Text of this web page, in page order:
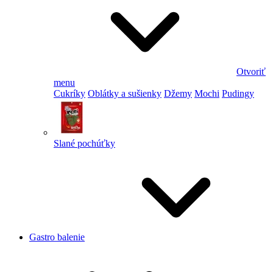
Otvoriť
menu
Cukríky Oblátky a sušienky Džemy Mochi Pudingy
Slané pochúťky
Gastro balenie